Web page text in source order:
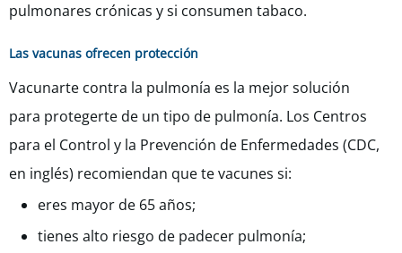
pulmonares crónicas y si consumen tabaco.
Las vacunas ofrecen protección
Vacunarte contra la pulmonía es la mejor solución
para protegerte de un tipo de pulmonía. Los Centros
para el Control y la Prevención de Enfermedades (CDC,
en inglés) recomiendan que te vacunes si:
eres mayor de 65 años;
tienes alto riesgo de padecer pulmonía;